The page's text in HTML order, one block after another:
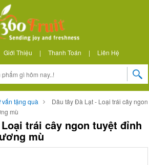
Giới Thiệu | Thanh Toán | Liên Hệ
vấn tặng quà
Dâu tây Đà Lạt - Loại trái cây ngon
mù
trái cây ngon tuyệt đỉnh
mù